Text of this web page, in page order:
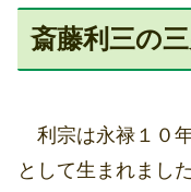
斎藤利三の
利宗は永禄１０
として生まれまし